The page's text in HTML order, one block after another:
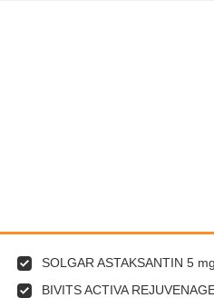
SOLGAR ASTAKSANTIN 5
BIVITS ACTIVA